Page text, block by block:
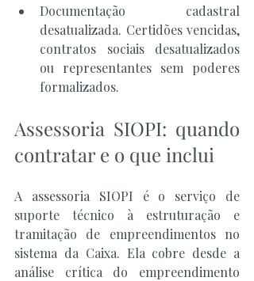
Documentação cadastral
desatualizada. Certidões vencidas,
contratos sociais desatualizados
ou representantes sem poderes
formalizados.
Assessoria SIOPI: quando
contratar e o que inclui
A assessoria SIOPI é o serviço de
suporte técnico à estruturação e
tramitação de empreendimentos no
sistema da Caixa. Ela cobre desde a
análise crítica do empreendimento